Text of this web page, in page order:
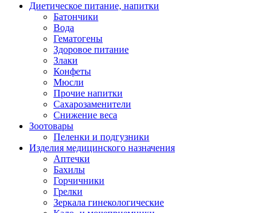
Диетическое питание, напитки
Батончики
Вода
Гематогены
Здоровое питание
Злаки
Конфеты
Мюсли
Прочие напитки
Сахарозаменители
Снижение веса
Зоотовары
Пеленки и подгузники
Изделия медицинского назначения
Аптечки
Бахилы
Горчичники
Грелки
Зеркала гинекологические